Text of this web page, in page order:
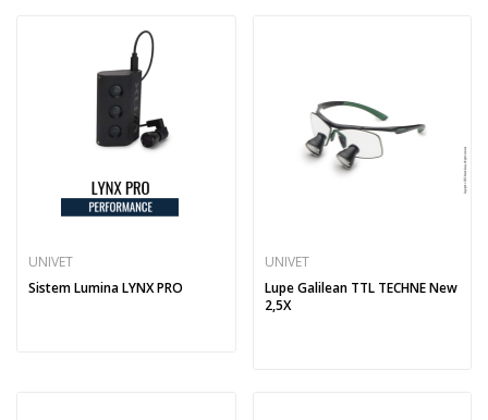
UNIVET
Sistem Lumina LYNX PRO
UNIVET
Lupe Galilean TTL TECHNE New
2,5X